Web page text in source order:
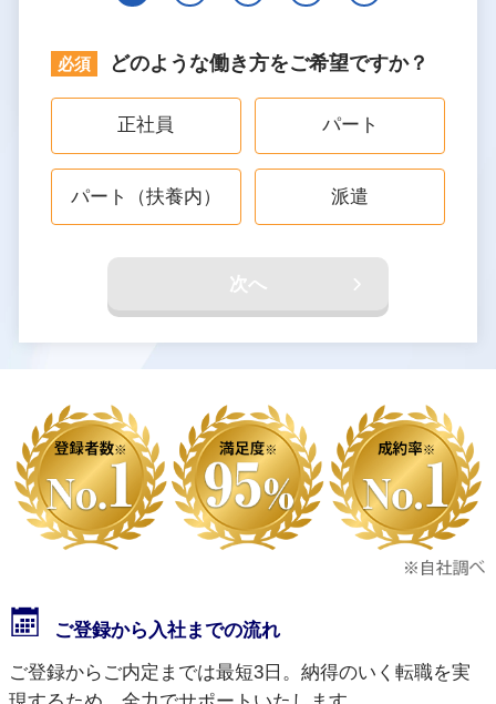
どのような働き方をご希望ですか？
正社員 パート
パート（扶養内） 派遣
次へ
ご登録から入社までの流れ
ご登録からご内定までは最短3日。納得のいく転職を実